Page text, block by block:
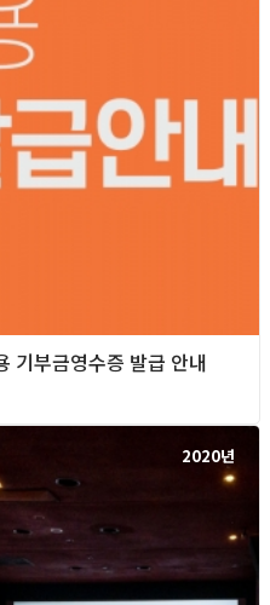
부금영수증 발급 안내
2020년